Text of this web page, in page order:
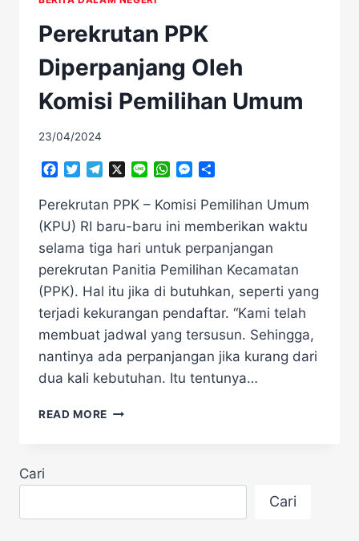
Perekrutan PPK
Diperpanjang Oleh
Komisi Pemilihan Umum
23/04/2024
Facebook
TwitterTelegramLine WhatsAppMessenger
Perekrutan PPK – Komisi Pemilihan Umum
(KPU) RI baru-baru ini memberikan waktu
selama tiga hari untuk perpanjangan
perekrutan Panitia Pemilihan Kecamatan
(PPK). Hal itu jika di butuhkan, seperti yang
terjadi kekurangan pendaftar. “Kami telah
membuat jadwal yang tersusun. Sehingga,
nantinya ada perpanjangan jika kurang dari
dua kali kebutuhan. Itu tentunya…
READ MORE PEREKRUTAN
Cari
Cari